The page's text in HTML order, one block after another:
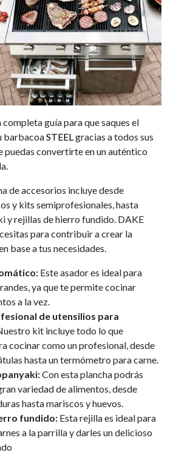
completa guía para que saques el
barbacoaSTEELgracias a todos sus
puedas convertirte en un auténtico
de accesorios incluye desde
y kits semiprofesionales, hasta
y rejillas de hierro fundido. DAKE
para contribuir a crear la
base a tus necesidades.
Este asador es ideal para
ya que te permite cocinar
a la vez.
de utensilios para
kit incluye todo lo que
cocinar como un profesional, desde
hasta un termómetro para carne.
Con esta plancha podrás
variedad de alimentos, desde
hasta mariscos y huevos.
fundido:Esta rejilla es ideal para
a la parrilla y darles un delicioso